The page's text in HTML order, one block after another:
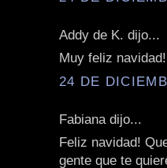
Addy de K. dijo...
Muy feliz
24 DE
Fabiana dijo...
Feliz navidad!
gente que te